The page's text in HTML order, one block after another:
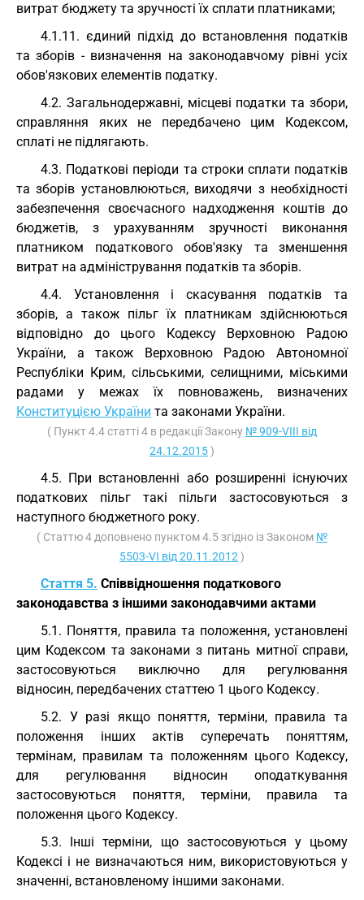
витрат бюджету та зручності їх сплати платниками;
4.1.11. єдиний підхід до встановлення податків
та зборів - визначення на законодавчому рівні усіх
обов'язкових елементів податку.
4.2. Загальнодержавні, місцеві податки та збори,
справляння яких не передбачено цим Кодексом,
сплаті не підлягають.
4.3. Податкові періоди та строки сплати податків
та зборів установлюються, виходячи з необхідності
забезпечення своєчасного надходження коштів до
бюджетів, з урахуванням зручності виконання
платником податкового обов'язку та зменшення
витрат на адміністрування податків та зборів.
4.4. Установлення і скасування податків та
зборів, а також пільг їх платникам здійснюються
відповідно до цього Кодексу Верховною Радою
України, а також Верховною Радою Автономної
Республіки Крим, сільськими, селищними, міськими
радами у межах їх повноважень, визначених
Конституцією України та законами України.
( Пункт 4.4 статті 4 в редакції Закону № 909-VIII від
24.12.2015)
4.5. При встановленні або розширенні існуючих
податкових пільг такі пільги застосовуються з
наступного бюджетного року.
( Статтю 4 доповнено пунктом 4.5 згідно із Законом №
5503-VI від 20.11.2012 )
Стаття 5. Співвідношення податкового
законодавства з іншими законодавчими актами
5.1. Поняття, правила та положення, установлені
цим Кодексом та законами з питань митної справи,
застосовуються виключно для регулювання
відносин, передбачених статтею 1 цього Кодексу.
5.2. У разі якщо поняття, терміни, правила та
положення інших актів суперечать поняттям,
термінам, правилам та положенням цього Кодексу,
для регулювання відносин оподаткування
застосовуються поняття, терміни, правила та
положення цього Кодексу.
5.3. Інші терміни, що застосовуються у цьому
Кодексі і не визначаються ним, використовуються у
значенні, встановленому іншими законами.